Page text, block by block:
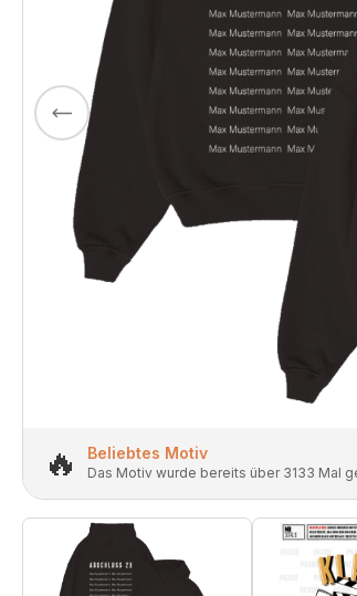
🔥 Beliebtes Motiv
Das Motiv wurde bereits über 3133 Mal